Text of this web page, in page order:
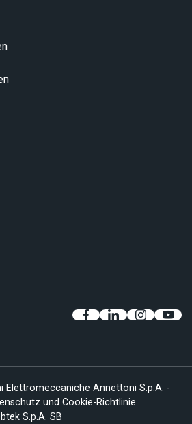
Elettromeccaniche Annettoni S.p.A. -
und Cookie-Richtlinie
S.p.A. SB